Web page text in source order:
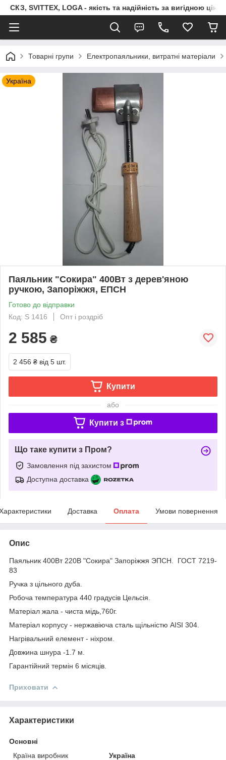
СКЗ, SVITTEX, LOGA - якість та надійність за вигідною
Товарні групи Електропаяльники, витратні матеріали
Україна
Паяльник "Сокира" 400Вт з дерев'яною
ручкою, Запоріжжя, ЕПСН
Готово до відправки
Код: S 1416
Опт і роздріб
2 585 ₴
2 456 ₴ від 5 шт.
Купити
або
Купити з
Що таке купити з Пром?
Замовлення під захистом
Доступна доставка
Доставка Оплата Умови повернення
Опис
Паяльник 400Вт 220В "Сокира" Запоріжжя ЭПСН. ГОСТ 7219-
83
Ручка з цільного дуба.
Робоча температура 440 градусів Цельсія.
Матеріал жала - чиста мідь,760г.
Матеріал корпусу - нержавіюча сталь щільністю AISI 304.
Нагрівальний елемент - ніхром.
Довжина шнура -1.7 м.
Гарантійний термін 6 місяців.
Приховати
Характеристики
Основні
Країна виробник
Україна